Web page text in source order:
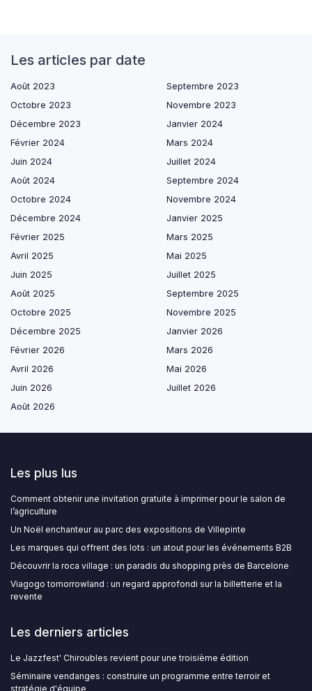
Les articles par date
Août 2023
Septembre 2023
Octobre 2023
Novembre 2023
Décembre 2023
Janvier 2024
Février 2024
Mars 2024
Juin 2024
Juillet 2024
Août 2024
Septembre 2024
Octobre 2024
Novembre 2024
Décembre 2024
Janvier 2025
Février 2025
Mars 2025
Avril 2025
Mai 2025
Juin 2025
Juillet 2025
Août 2025
Septembre 2025
Octobre 2025
Novembre 2025
Décembre 2025
Janvier 2026
Février 2026
Mars 2026
Avril 2026
Mai 2026
Juin 2026
Juillet 2026
Août 2026
Les plus lus
Comment obtenir une invitation gratuite à imprimer pour le salon de
l’agriculture
Un Noël enchanteur au parc des expositions de Villepinte
Les marques qui offrent des lots : un atout pour les événements B2B
Découvrir la roca village : un paradis du shopping près de Barcelone
Viagogo tomorrowland : un regard approfondi sur la billetterie et la
revente
Les derniers articles
Le Jazzfest' Chiroubles revient pour une troisième édition
Séminaire vendanges : construire un programme entre terroir et
stratégie d'équipe